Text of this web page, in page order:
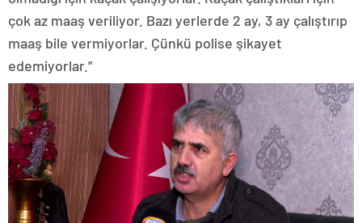
çok az maaş veriliyor. Bazı yerlerde 2 ay, 3 ay çalıştırıp
maaş bile vermiyorlar. Çünkü polise şikayet
edemiyorlar.”